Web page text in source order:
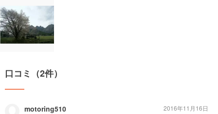
口コミ（2件）
motoring510
2016年11月16日